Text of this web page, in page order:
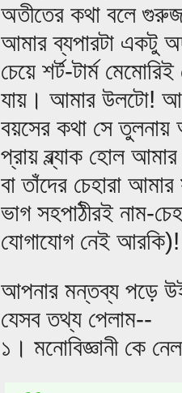
অতীতের কথা বলে
আমার ব্যপারটা একটু
চেয়ে শর্ট-টার্ম
যায়। আমার উলটো!
বয়সের কথা সে
প্রায় ব্ল্যাক হোল
বা তাঁদের চেহারা
ভাগ সহপাঠীরই নাম-
যোগাযোগ নেই আরকি)!
আপনার মন্তব্য পড়ে
যেসব তথ্য পেলাম--
১। মনোবিজ্ঞানী কে